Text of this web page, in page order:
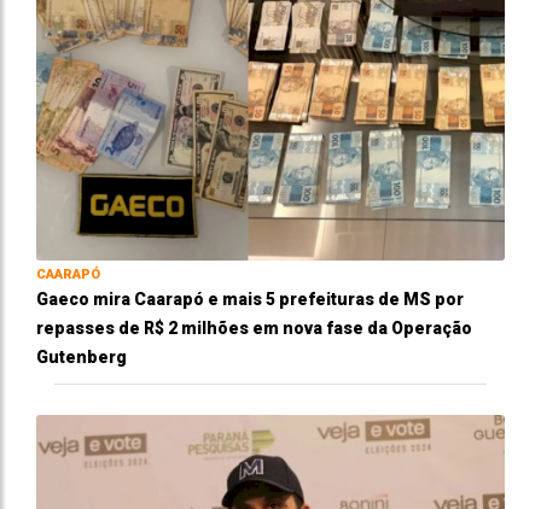
CAARAPÓ
Gaeco mira Caarapó e mais 5 prefeituras de MS por
repasses de R$ 2 milhões em nova fase da Operação
Gutenberg